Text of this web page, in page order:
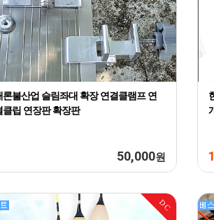
론불산업 슬림좌대 확장 연결클램프 연
클립 연장판 확장판
50,000원
DC